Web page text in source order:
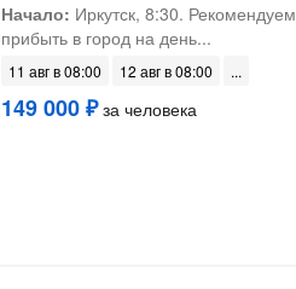
Начало: Иркутск, 8:30. Рекомендуем
прибыть в город на день...
11 авг в 08:00 12 авг в 08:00
149 000 ₽за человека